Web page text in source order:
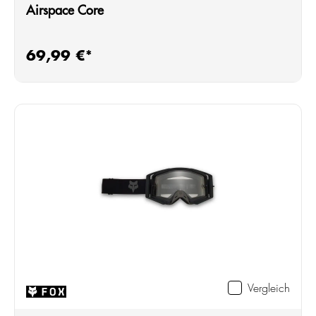
Airspace Core
Regulärer Preis:
69,99 €*
Vergleich